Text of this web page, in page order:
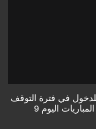
في فترة التوقف
الدولي، وستكون هناك القليل من المباريات اليوم 9